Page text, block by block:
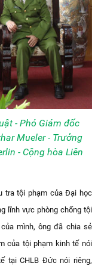
- Phó Giám đốc
Mueler - Trưởng
- Cộng hòa Liên
tra tội phạm của Đại học
lĩnh vực phòng chống tội
mình, ông đã chia sẻ
của tội phạm kinh tế nói
tại CHLB Đức nói riêng,